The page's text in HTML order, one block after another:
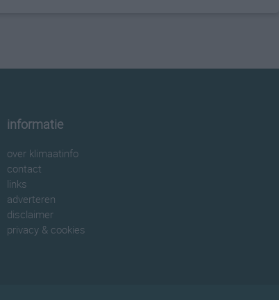
informatie
over klimaatinfo
contact
links
adverteren
disclaimer
privacy & cookies